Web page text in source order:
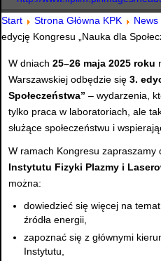
Start
Strona Główna KPK News
edycję Kongresu „Nauka dla
W dniach 25–26 maja 2025 roku
Warszawskiej odbędzie się 3.
Społeczeństwa” – wydarzenia,
tylko praca w laboratoriach, ale
służące społeczeństwu i
W ramach Kongresu zapraszamy
Instytutu Fizyki Plazmy i
można:
dowiedzieć się więcej na
źródła energii,
zapoznać się z głównymi
Instytutu,